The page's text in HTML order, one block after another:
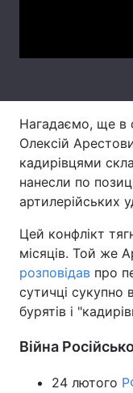
Архів
Послуги
Тема оформлення
Нагадаємо, ще в
Олексій
кадирівцями
нанесли по
артилерійських
Цей конфлікт
місяців. Той же
розповідав про
сутичці сукупно
бурятів і
Війна
24 лютого